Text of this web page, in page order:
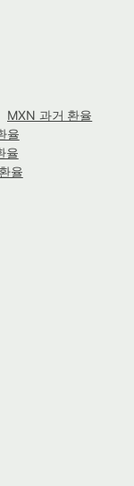
MXN 과거 환율
율
율
율